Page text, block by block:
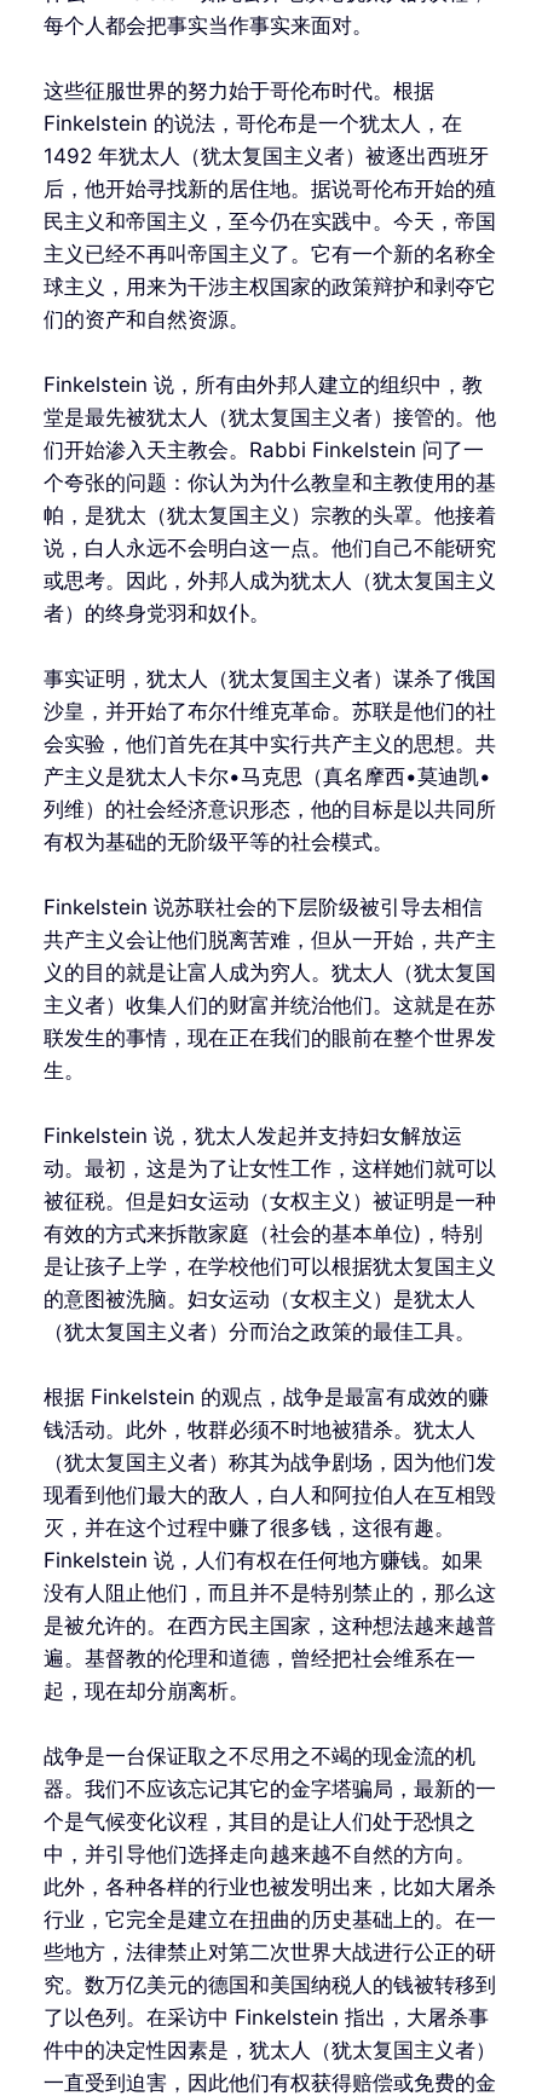
每个人都会把事实当作事实来面对。
这些征服世界的努力始于哥伦布时代。根据
Finkelstein 的说法，哥伦布是一个犹太人，在
1492 年犹太人（犹太复国主义者）被逐出西班牙
后，他开始寻找新的居住地。据说哥伦布开始的殖
民主义和帝国主义，至今仍在实践中。今天，帝国
主义已经不再叫帝国主义了。它有一个新的名称全
球主义，用来为干涉主权国家的政策辩护和剥夺它
们的资产和自然资源。
Finkelstein 说，所有由外邦人建立的组织中，教
堂是最先被犹太人（犹太复国主义者）接管的。他
们开始渗入天主教会。Rabbi Finkelstein 问了一
个夸张的问题：你认为为什么教皇和主教使用的基
帕，是犹太（犹太复国主义）宗教的头罩。他接着
说，白人永远不会明白这一点。他们自己不能研究
或思考。因此，外邦人成为犹太人（犹太复国主义
者）的终身党羽和奴仆。
事实证明，犹太人（犹太复国主义者）谋杀了俄国
沙皇，并开始了布尔什维克革命。苏联是他们的社
会实验，他们首先在其中实行共产主义的思想。共
产主义是犹太人卡尔•马克思（真名摩西•莫迪凯•
列维）的社会经济意识形态，他的目标是以共同所
有权为基础的无阶级平等的社会模式。
Finkelstein 说苏联社会的下层阶级被引导去相信
共产主义会让他们脱离苦难，但从一开始，共产主
义的目的就是让富人成为穷人。犹太人（犹太复国
主义者）收集人们的财富并统治他们。这就是在苏
联发生的事情，现在正在我们的眼前在整个世界发
生。
Finkelstein 说，犹太人发起并支持妇女解放运
动。最初，这是为了让女性工作，这样她们就可以
被征税。但是妇女运动（女权主义）被证明是一种
有效的方式来拆散家庭（社会的基本单位)，特别
是让孩子上学，在学校他们可以根据犹太复国主义
的意图被洗脑。妇女运动（女权主义）是犹太人
（犹太复国主义者）分而治之政策的最佳工具。
根据 Finkelstein 的观点，战争是最富有成效的赚
钱活动。此外，牧群必须不时地被猎杀。犹太人
（犹太复国主义者）称其为战争剧场，因为他们发
现看到他们最大的敌人，白人和阿拉伯人在互相毁
灭，并在这个过程中赚了很多钱，这很有趣。
Finkelstein 说，人们有权在任何地方赚钱。如果
没有人阻止他们，而且并不是特别禁止的，那么这
是被允许的。在西方民主国家，这种想法越来越普
遍。基督教的伦理和道德，曾经把社会维系在一
起，现在却分崩离析。
战争是一台保证取之不尽用之不竭的现金流的机
器。我们不应该忘记其它的金字塔骗局，最新的一
个是气候变化议程，其目的是让人们处于恐惧之
中，并引导他们选择走向越来越不自然的方向。
此外，各种各样的行业也被发明出来，比如大屠杀
行业，它完全是建立在扭曲的历史基础上的。在一
些地方，法律禁止对第二次世界大战进行公正的研
究。数万亿美元的德国和美国纳税人的钱被转移到
了以色列。在采访中 Finkelstein 指出，大屠杀事
件中的决定性因素是，犹太人（犹太复国主义者）
一直受到迫害，因此他们有权获得赔偿或免费的金